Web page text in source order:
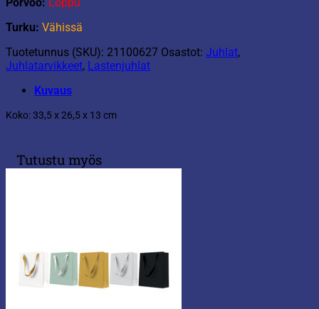
Turku: Vähissä
Tuotetunnus (SKU): 21100627 Osastot: Juhlat,
Juhlatarvikkeet, Lastenjuhlat
Kuvaus
Koko: 33,5 x 26,5 x 13 cm
Tutustu myös